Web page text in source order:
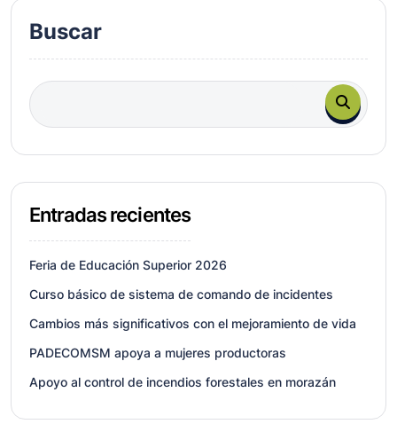
Buscar
Entradas recientes
Feria de Educación Superior 2026
Curso básico de sistema de comando de incidentes
Cambios más significativos con el mejoramiento de vida
PADECOMSM apoya a mujeres productoras
Apoyo al control de incendios forestales en morazán